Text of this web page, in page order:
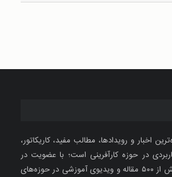
اخبار و رویدادها، مطالب مفید، کاریکاتور،
در حوزه کارآفرینی است؛ با عضویت در
مدیراینفو می‌توانید به بیش از ۵۰۰ مقاله و ویدیوی آموزشی در حوزه‌های